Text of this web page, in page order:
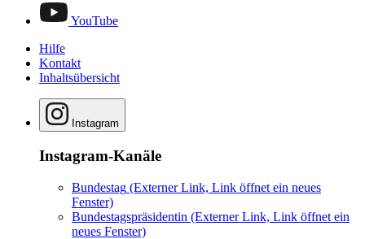
YouTube
Hilfe
Kontakt
Inhaltsübersicht
Instagram
Instagram-Kanäle
Bundestag (Externer Link, Link öffnet ein neues
Fenster)
Bundestagspräsidentin (Externer Link, Link öffnet ein
neues Fenster)